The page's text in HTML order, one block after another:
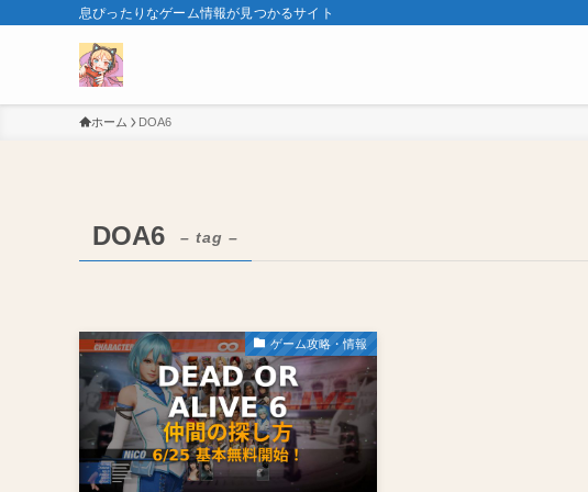
息ぴったりなゲーム情報が見つかるサイト
ホーム DOA6
DOA6 – tag –
ゲーム攻略・情報